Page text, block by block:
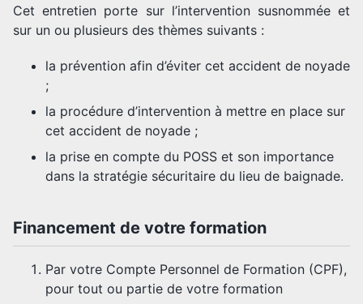
Cet entretien porte sur l’intervention susnommée et
sur un ou plusieurs des thèmes suivants :
la prévention afin d’éviter cet accident de noyade
;
la procédure d’intervention à mettre en place sur
cet accident de noyade ;
la prise en compte du POSS et son importance
dans la stratégie sécuritaire du lieu de baignade.
Financement de votre formation
Par votre Compte Personnel de Formation (CPF),
pour tout ou partie de votre formation